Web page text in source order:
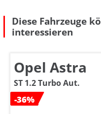
Diese Fahrzeuge
interessieren
Opel Astra
ST 1.2 Turbo Aut.
-36%